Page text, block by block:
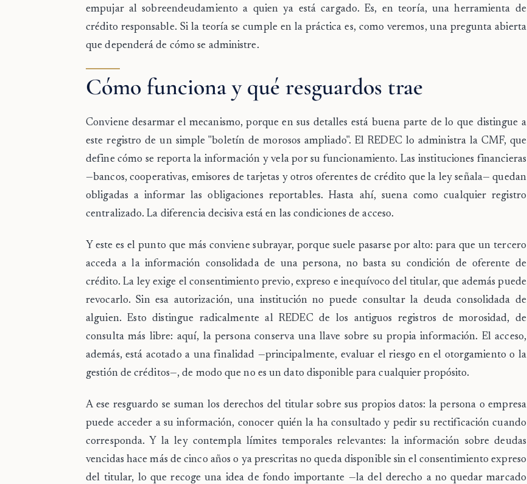
empujar al sobreendeudamiento a quien ya está cargado. Es, en teoría, una herramienta de
crédito responsable. Si la teoría se cumple en la práctica es, como veremos, una pregunta abierta
que dependerá de cómo se administre.
Cómo funciona y qué resguardos trae
Conviene desarmar el mecanismo, porque en sus detalles está buena parte de lo que distingue a
este registro de un simple "boletín de morosos ampliado". El REDEC lo administra la CMF, que
define cómo se reporta la información y vela por su funcionamiento. Las instituciones financieras
—bancos, cooperativas, emisores de tarjetas y otros oferentes de crédito que la ley señala— quedan
obligadas a informar las obligaciones reportables. Hasta ahí, suena como cualquier registro
centralizado. La diferencia decisiva está en las condiciones de acceso.
Y este es el punto que más conviene subrayar, porque suele pasarse por alto: para que un tercero
acceda a la información consolidada de una persona, no basta su condición de oferente de
crédito. La ley exige el consentimiento previo, expreso e inequívoco del titular, que además puede
revocarlo. Sin esa autorización, una institución no puede consultar la deuda consolidada de
alguien. Esto distingue radicalmente al REDEC de los antiguos registros de morosidad, de
consulta más libre: aquí, la persona conserva una llave sobre su propia información. El acceso,
además, está acotado a una finalidad —principalmente, evaluar el riesgo en el otorgamiento o la
gestión de créditos—, de modo que no es un dato disponible para cualquier propósito.
A ese resguardo se suman los derechos del titular sobre sus propios datos: la persona o empresa
puede acceder a su información, conocer quién la ha consultado y pedir su rectificación cuando
corresponda. Y la ley contempla límites temporales relevantes: la información sobre deudas
vencidas hace más de cinco años o ya prescritas no queda disponible sin el consentimiento expreso
del titular, lo que recoge una idea de fondo importante —la del derecho a no quedar marcado